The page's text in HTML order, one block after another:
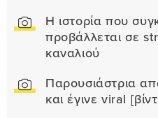
Η ιστορία που
προβάλλεται σε
καναλιού
Παρουσιάστρια
και έγινε viral